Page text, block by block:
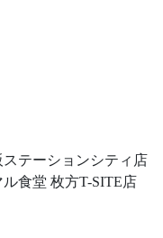
テーションシティ店
食堂 枚方T-SITE店